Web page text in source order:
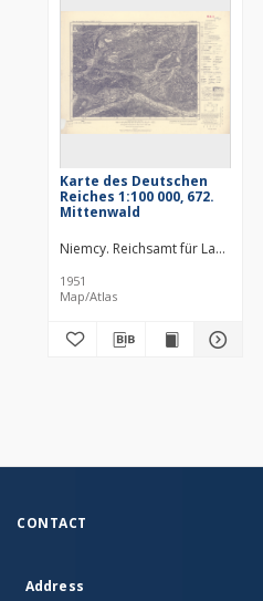
Karte des Deutschen
Reiches 1:100 000, 672.
Mittenwald
Niemcy. Reichsamt für
1951
Map/Atlas
CONTACT
Address